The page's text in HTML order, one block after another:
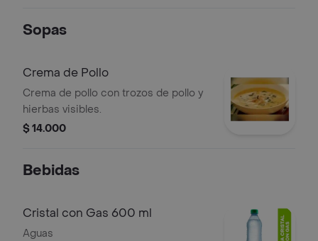
Sopas
Crema de Pollo
Crema de pollo con trozos de pollo y
hierbas visibles.
$ 14.000
Bebidas
Cristal con Gas 600 ml
Aguas